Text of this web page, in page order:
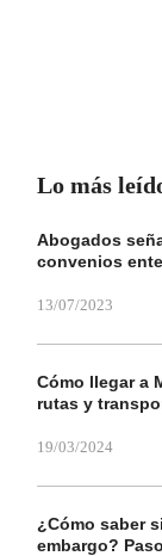
Lo más
Abogados
convenios
13/07/2023
Cómo llegar a
rutas y
19/03/2024
¿Cómo saber
embargo?